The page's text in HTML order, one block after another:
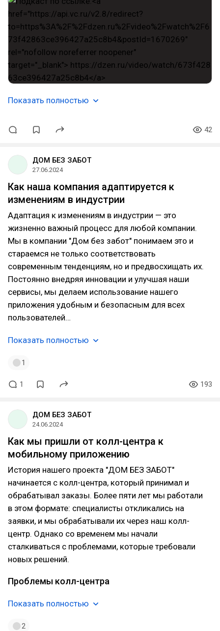
Показать полностью
42
ДОМ БЕЗ ЗАБОТ
27.06.2024
Как наша компания адаптируется к
изменениям в индустрии
Адаптация к изменениям в индустрии — это
жизненно важный процесс для любой компании.
Мы в компании "Дом без забот" понимаем это и
стараемся не только соответствовать
современным тенденциям, но и предвосхищать их.
Постоянно внедряя инновации и улучшая наши
сервисы, мы делаем использование нашего
приложения удобным и безопасным для всех
пользователей…
Показать полностью
1
1 193
ДОМ БЕЗ ЗАБОТ
24.06.2024
Как мы пришли от колл-центра к
мобильному приложению
История нашего проекта "ДОМ БЕЗ ЗАБОТ"
начинается с колл-центра, который принимал и
обрабатывал заказы. Более пяти лет мы работали
в этом формате: специалисты откликались на
заявки, и мы обрабатывали их через наш колл-
центр. Однако со временем мы начали
сталкиваться с проблемами, которые требовали
новых решений.
Проблемы колл-центра
Показать полностью
2